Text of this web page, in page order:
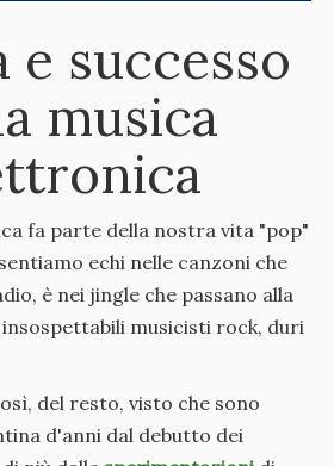
e successo
musica
fa parte della nostra vita "pop"
echi nelle canzoni che
è nei jingle che passano alla
musicisti rock, duri
del resto, visto che sono
d'anni dal debutto dei